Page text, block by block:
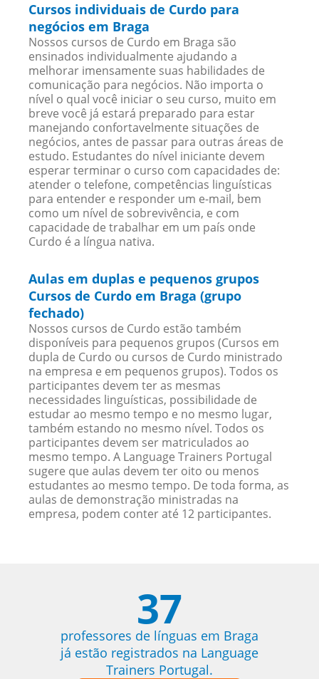
Cursos individuais de Curdo para
negócios em Braga
Nossos cursos de Curdo em Braga são
ensinados individualmente ajudando a
melhorar imensamente suas habilidades de
comunicação para negócios. Não importa o
nível o qual você iniciar o seu curso, muito em
breve você já estará preparado para estar
manejando confortavelmente situações de
negócios, antes de passar para outras áreas de
estudo. Estudantes do nível iniciante devem
esperar terminar o curso com capacidades de:
atender o telefone, competências linguísticas
para entender e responder um e-mail, bem
como um nível de sobrevivência, e com
capacidade de trabalhar em um país onde
Curdo é a língua nativa.
Aulas em duplas e pequenos grupos
Cursos de Curdo em Braga (grupo
fechado)
Nossos cursos de Curdo estão também
disponíveis para pequenos grupos (Cursos em
dupla de Curdo ou cursos de Curdo ministrado
na empresa e em pequenos grupos). Todos os
participantes devem ter as mesmas
necessidades linguísticas, possibilidade de
estudar ao mesmo tempo e no mesmo lugar,
também estando no mesmo nível. Todos os
participantes devem ser matriculados ao
mesmo tempo. A Language Trainers Portugal
sugere que aulas devem ter oito ou menos
estudantes ao mesmo tempo. De toda forma, as
aulas de demonstração ministradas na
empresa, podem conter até 12 participantes.
37
professores de línguas em Braga
já estão registrados na Language
Trainers Portugal.